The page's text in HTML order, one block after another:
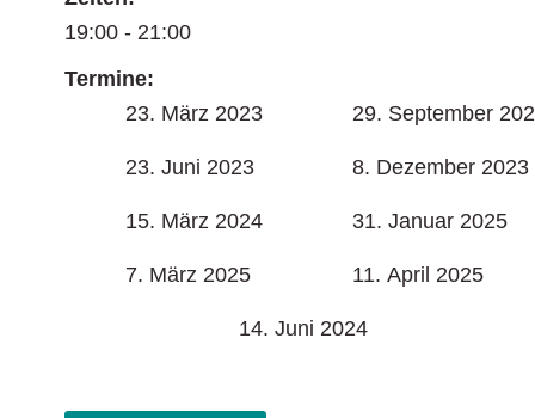
19:00 - 21:00
Termine:
23. März 2023
29. September
23. Juni 2023 8. Dezember 2023
15. März 2024 31. Januar 2025
7. März 2025 11. April 2025
14. Juni 2024